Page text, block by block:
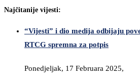
Najčitanije vijesti:
“Vijesti” i dio medija odbijaju
RTCG spremna za potpis
Ponedjeljak, 17 Februara 2025,